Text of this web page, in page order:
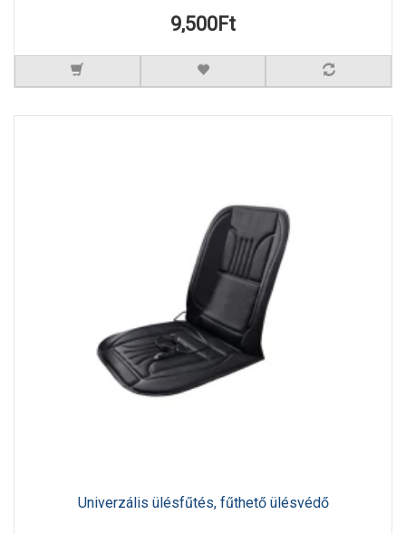
9,500Ft
Univerzális ülésfűtés, fűthető ülésvédő